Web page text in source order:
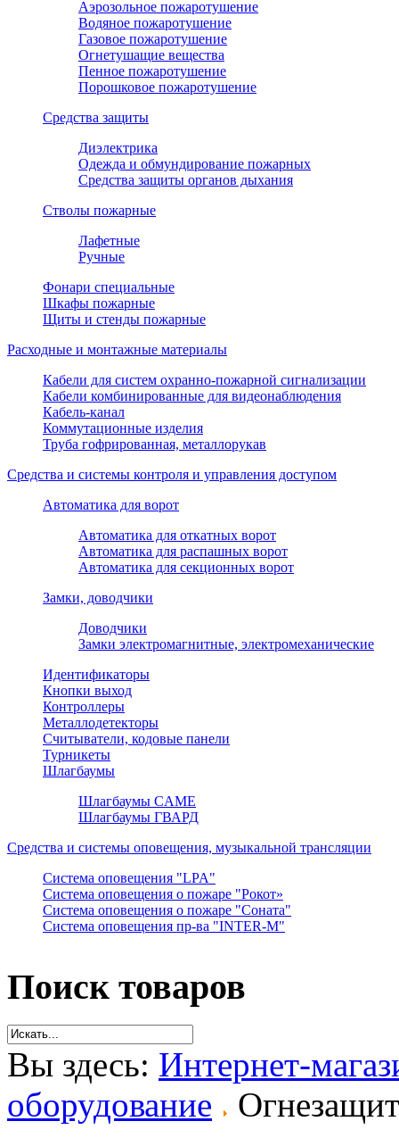
Аэрозольное пожаротушение
Водяное пожаротушение
Газовое пожаротушение
Огнетушащие вещества
Пенное пожаротушение
Порошковое пожаротушение
Средства защиты
Диэлектрика
Одежда и обмундирование пожарных
Средства защиты органов дыхания
Стволы пожарные
Лафетные
Ручные
Фонари специальные
Шкафы пожарные
Щиты и стенды пожарные
Расходные и монтажные материалы
Кабели для систем охранно-пожарной сигнализации
Кабели комбинированные для видеонаблюдения
Кабель-канал
Коммутационные изделия
Труба гофрированная, металлорукав
Средства и системы контроля и управления доступом
Автоматика для ворот
Автоматика для откатных ворот
Автоматика для распашных ворот
Автоматика для секционных ворот
Замки, доводчики
Доводчики
Замки электромагнитные, электромеханические
Идентификаторы
Кнопки выход
Контроллеры
Металлодетекторы
Считыватели, кодовые панели
Турникеты
Шлагбаумы
Шлагбаумы CAME
Шлагбаумы ГВАРД
Средства и системы оповещения, музыкальной трансляции
Система оповещения "LPA"
Система оповещения о пожаре "Рокот»
Система оповещения о пожаре "Соната"
Система оповещения пр-ва "INTER-M"
Поиск товаров
Вы здесь: Интернет-
оборудование